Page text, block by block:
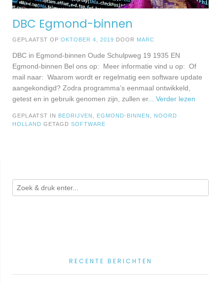
DBC Egmond-binnen
GEPLAATST OP OKTOBER 4, 2019 DOOR MARC
DBC in Egmond-binnen Oude Schulpweg 19 1935 EN
Egmond-binnen Bel ons op: Meer informatie vind u op: Of
mail naar: Waarom wordt er regelmatig een software update
aangekondigd? Zodra programma’s eenmaal ontwikkeld,
getest en in gebruik genomen zijn, zullen er... Verder lezen
GEPLAATST IN BEDRIJVEN EGMOND-BINNEN
NOORD
HOLLAND GETAGD SOFTWARE
RECENTE BERICHTEN